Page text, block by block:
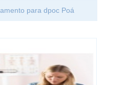
para dpoc Poá